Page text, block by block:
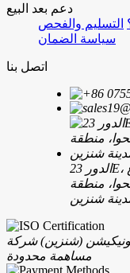
دعم بعد البيع
التسليم والفحص
سياسة الضمان
اتصل بنا
الدور 23E، مركز نورد فينانشيل، رقم 1006، شارع
منطقة
شنزين
كوميونيكيشن (شنزين) شركة
مساهمة محدودة